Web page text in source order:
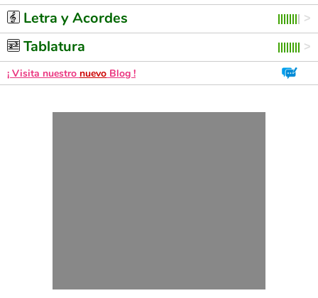
Letra y Acordes
Tablatura
¡ Visita nuestro nuevo Blog !